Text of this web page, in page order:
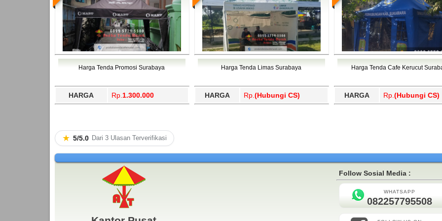
Harga Tenda Promosi Surabaya
HARGA Rp. 1.300.000
Harga Tenda Limas Surabaya
HARGA Rp. (Hubungi CS)
Harga Tenda Cafe Kerucut
HARGA Rp. (Hubungi CS)
★ 5/5.0 Dari 3 Ulasan Terverifikasi
Follow Sosial Media :
WHATSAPP
082257795508